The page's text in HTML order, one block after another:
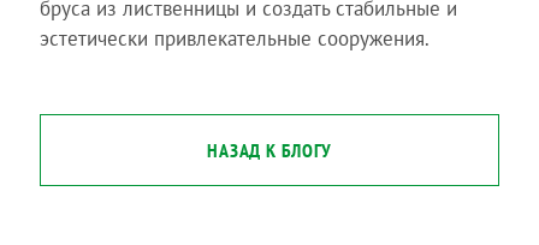
бруса из лиственницы и создать стабильные и
эстетически привлекательные сооружения.
НАЗАД К БЛОГУ